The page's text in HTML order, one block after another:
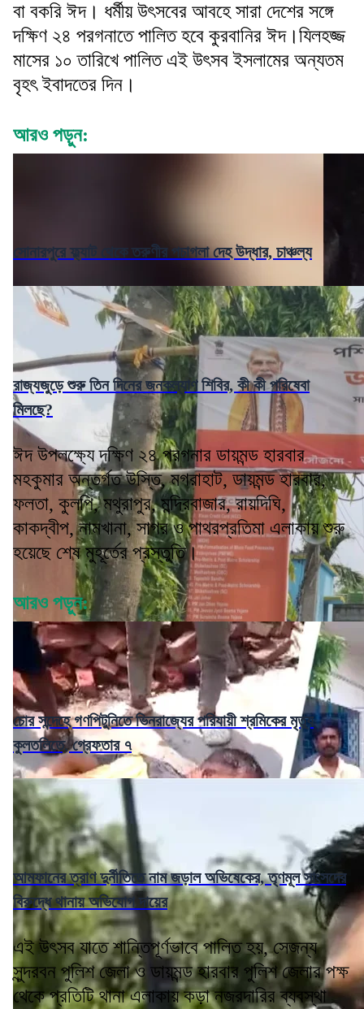
বা বকরি ঈদ। ধর্মীয় উৎসবের আবহে সারা দেশের সঙ্গে
দক্ষিণ ২৪ পরগনাতে পালিত হবে কুরবানির ঈদ।যিলহজ্জ
মাসের ১০ তারিখে পালিত এই উৎসব ইসলামের অন্যতম
বৃহৎ ইবাদতের দিন।
আরও পড়ুন:
সোনারপুরে ফ্ল্যাট থেকে তরুণীর পচাগলা দেহ উদ্ধার, চাঞ্চল্য
রাজ্যজুড়ে শুরু তিন দিনের জনকল্যাণ শিবির, কী কী পরিষেবা
মিলছে?
ঈদ উপলক্ষ্যে দক্ষিণ ২৪ পরগনার ডায়মন্ড হারবার
মহকুমার অন্তর্গত উস্তি, মগরাহাট, ডায়মন্ড হারবার,
ফলতা, কুলপি, মথুরাপুর, মন্দিরবাজার, রায়দিঘি,
কাকদ্বীপ, নামখানা, সাগর ও পাথরপ্রতিমা এলাকায় শুরু
হয়েছে শেষ মুহূর্তের প্রস্তুতি।
আরও পড়ুন:
চোর সন্দেহে গণপিটুনিতে ভিনরাজ্যের পরিযায়ী শ্রমিকের মৃত্যু
কুলতলিতে, গ্রেফতার ৭
আমফানের ত্রাণ দুর্নীতিতে নাম জড়াল অভিষেকের, তৃণমূল সাংসদের
বিরুদ্ধে থানায় অভিযোগ দায়ের
এই উৎসব যাতে শান্তিপূর্ণভাবে পালিত হয়, সেজন্য
সুন্দরবন পুলিশ জেলা ও ডায়মন্ড হারবার পুলিশ জেলার পক্ষ
থেকে প্রতিটি থানা এলাকায় কড়া নজরদারির ব্যবস্থা